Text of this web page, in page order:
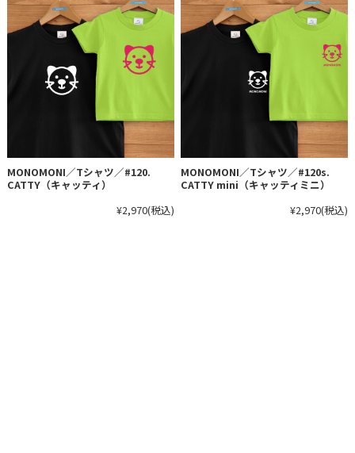
MONOMONI／Tシャツ／#120.
CATTY（キャッティ）
¥2,970(税込)
MONOMONI／Tシャツ／#120s.
CATTY mini（キャッティミニ）
¥2,970(税込)